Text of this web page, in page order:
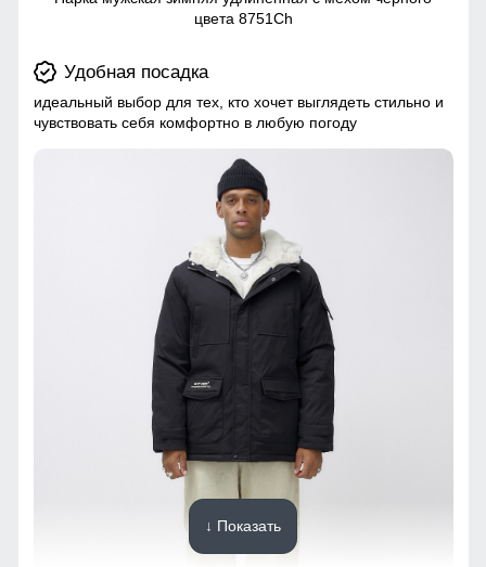
цвета 8751Ch
Удобная посадка
идеальный выбор для тех, кто хочет выглядеть стильно и
чувствовать себя комфортно в любую погоду
↓ Показать